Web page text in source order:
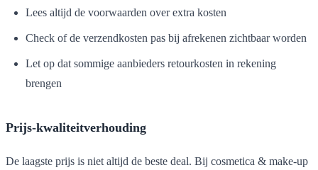
Lees altijd de voorwaarden over extra kosten
Check of de verzendkosten pas bij afrekenen zichtbaar worden
Let op dat sommige aanbieders retourkosten in rekening
brengen
Prijs-kwaliteitverhouding
De laagste prijs is niet altijd de beste deal. Bij cosmetica & make-up